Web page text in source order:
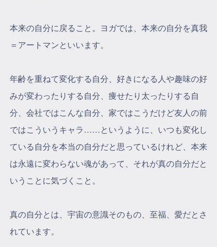
本来の自分に戻ること。ヨガでは、本来の自分を真我
＝アートマンといいます。
年齢を重ねて変化する自分、好きになる人や趣味の好
みが変わったりする自分、痩せたり太ったりする自
分、会社ではこんな自分、家ではこうだけど友人の前
ではこういうキャラ……というように、いつも変化し
ている自分を本当の自分だと思っているけれど、本来
は永遠に変わらない魂があって、それが真の自分だと
いうことに気づくこと。
真の自分とは、宇宙の意識そのもの、至福、愛だとさ
れています。